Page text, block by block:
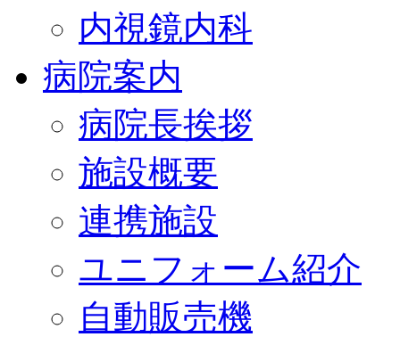
内視鏡内科
病院案内
病院長挨拶
施設概要
連携施設
ユニフォーム紹介
自動販売機